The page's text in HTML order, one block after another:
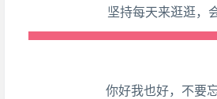
坚持每天来逛逛，
腰也不酸了！
你好我也好，不要